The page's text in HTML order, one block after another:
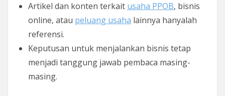
Artikel dan konten terkait usaha PPOB, bisnis
online, atau peluang usaha lainnya hanyalah
referensi.
Keputusan untuk menjalankan bisnis tetap
menjadi tanggung jawab pembaca masing-
masing.